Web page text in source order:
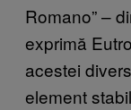
Romano” –
exprimă
acestei
element